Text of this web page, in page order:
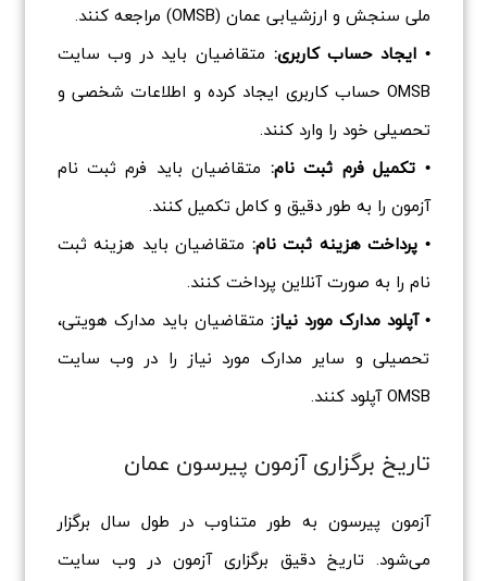
ملی سنجش و ارزشیابی عمان (OMSB) مراجعه کنند.
• ایجاد حساب کاربری: متقاضیان باید در وب سایت
OMSB حساب کاربری ایجاد کرده و اطلاعات شخصی و
تحصیلی خود را وارد کنند.
• تکمیل فرم ثبت نام: متقاضیان باید فرم ثبت نام
آزمون را به طور دقیق و کامل تکمیل کنند.
• پرداخت هزینه ثبت نام: متقاضیان باید هزینه ثبت
نام را به صورت آنلاین پرداخت کنند.
• آپلود مدارک مورد نیاز: متقاضیان باید مدارک هویتی،
تحصیلی و سایر مدارک مورد نیاز را در وب سایت
OMSB آپلود کنند.
تاریخ برگزاری آزمون پیرسون عمان
آزمون پیرسون به طور متناوب در طول سال برگزار
می‌شود. تاریخ دقیق برگزاری آزمون در وب سایت